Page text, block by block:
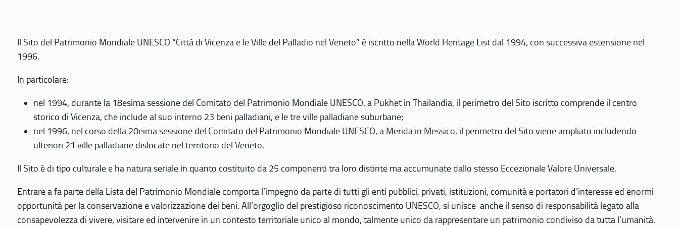
Il Sito del Patrimonio Mondiale UNESCO “Città di Vicenza e le Ville del Palladio nel Veneto” è iscritto nella World Heritage List dal 1994, con successiva estensione nel
1996.
In particolare:
nel 1994, durante la 18esima sessione del Comitato del Patrimonio Mondiale UNESCO, a Pukhet in Thailandia, il perimetro del Sito iscritto comprende il centro
storico di Vicenza, che include al suo interno 23 beni palladiani, e le tre ville palladiane suburbane;
nel 1996, nel corso della 20eima sessione del Comitato del Patrimonio Mondiale UNESCO, a Merida in Messico, il perimetro del Sito viene ampliato includendo
ulteriori 21 ville palladiane dislocate nel territorio del Veneto.
Il Sito è di tipo culturale e ha natura seriale in quanto costituito da 25 componenti tra loro distinte ma accumunate dallo stesso Eccezionale Valore Universale.
Entrare a fa parte della Lista del Patrimonio Mondiale comporta l’impegno da parte di tutti gli enti pubblici, privati, istituzioni, comunità e portatori d’interesse ed enormi
opportunità per la conservazione e valorizzazione dei beni. All’orgoglio del prestigioso riconoscimento UNESCO, si unisce anche il senso di responsabilità legato alla
consapevolezza di vivere, visitare ed intervenire in un contesto territoriale unico al mondo, talmente unico da rappresentare un patrimonio condiviso da tutta l’umanità.